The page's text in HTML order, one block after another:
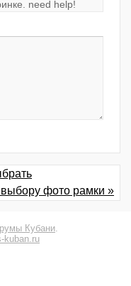
фото рамки »
Кубани
kuban.ru